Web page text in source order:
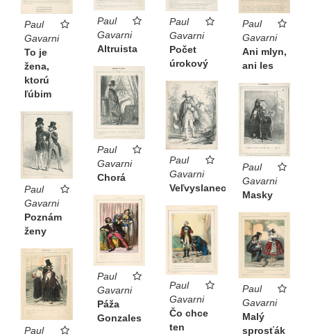
Paul
Gavarni
To je
žena,
ktorú
ľúbim
Paul
Gavarni
Altruista
Paul
Gavarni
Počet
úrokový
Paul
Gavarni
Ani mlyn,
ani les
Paul
Gavarni
Chorá
Paul
Gavarni
Veľvyslanec
Paul
Gavarni
Masky
Paul
Gavarni
Poznám
ženy
Paul
Gavarni
Páža
Gonzales
Paul
Gavarni
Čo chce
ten
Paul
Gavarni
Malý
sprosťák
Paul